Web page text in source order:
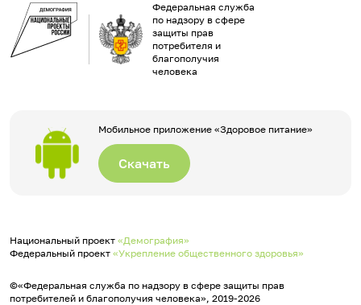
Федеральная служба
по надзору в сфере
защиты прав
потребителя и
благополучия
человека
Мобильное приложение «Здоровое питание»
Скачать
Национальный проект «Демография»
Федеральный проект «Укрепление общественного здоровья»
©«Федеральная служба по надзору в сфере защиты прав
потребителей и благополучия человека», 2019-2026